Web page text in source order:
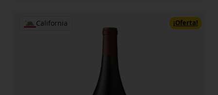
California ¡Oferta!